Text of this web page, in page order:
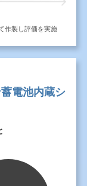
作製し評価を実施
電池内蔵シ